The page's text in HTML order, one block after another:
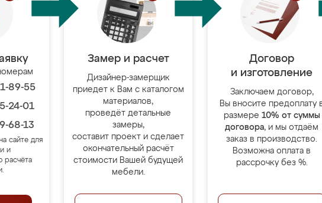
89-55
24-01
68-13
сайте для
и
расчёта
Замер и расчет
Дизайнер-замерщик
приедет к Вам с каталогом
материалов,
проведёт детальные
замеры,
составит проект и сделает
окончательный расчёт
стоимости Вашей будущей
мебели.
Договор
и изготовление
Заключаем договор,
Вы вносите предоплату
размере 10% от суммы
договора, и мы отдаём
заказ в производство.
Возможна оплата в
рассрочку без %.